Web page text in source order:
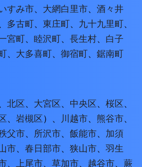
すみ市、 大網白里市、 酒々井
多古町、 東庄町、 九十九里町、
宮町、 睦沢町、 長生村、 白子
、 大多喜町、 御宿町、 鋸南町
北区、 大宮区、 中央区、 桜区、
、 岩槻区）、 川越市、 熊谷市、
父市、 所沢市、 飯能市、 加須
市、 春日部市、 狭山市、 羽生
、 上尾市、 草加市、 越谷市、 蕨